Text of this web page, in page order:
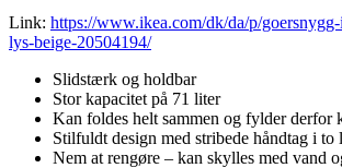
Link: https://www.ikea.com/dk/da/p/
lys-beige-20504194/
Slidstærk og holdbar
Stor kapacitet på 71 liter
Kan foldes helt sammen og fylder derfor
Stilfuldt design med stribede håndtag i to
Nem at rengøre – kan skylles med vand